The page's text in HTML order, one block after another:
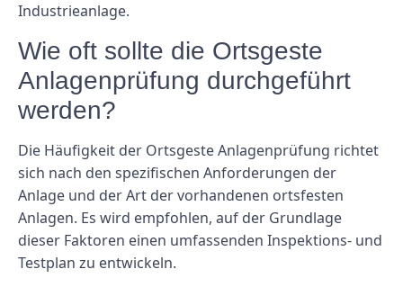
Industrieanlage.
Wie oft sollte die Ortsgeste
Anlagenprüfung durchgeführt
werden?
Die Häufigkeit der Ortsgeste Anlagenprüfung richtet
sich nach den spezifischen Anforderungen der
Anlage und der Art der vorhandenen ortsfesten
Anlagen. Es wird empfohlen, auf der Grundlage
dieser Faktoren einen umfassenden Inspektions- und
Testplan zu entwickeln.